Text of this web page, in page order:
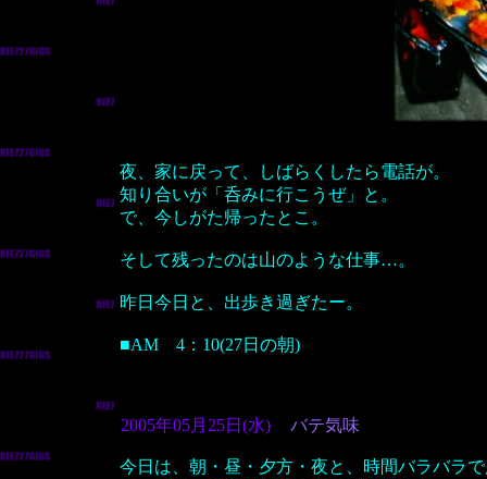
夜、家に戻って、しばらくしたら電話が。
知り合いが「呑みに行こうぜ」と。
で、今しがた帰ったとこ。
そして残ったのは山のような仕事…。
昨日今日と、出歩き過ぎたー。
■AM 4：10(27日の朝)
2005年05月25日(水) バテ気味
今日は、朝・昼・夕方・夜と、時間バラバラ